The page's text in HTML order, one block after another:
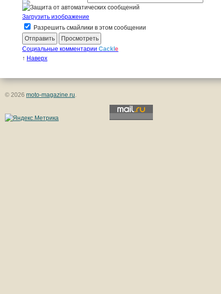
Загрузить изображение
Разрешить смайлики в этом сообщении
Социальные комментарии Cackl e
↑ Наверх
© 2026 moto-magazine.ru.